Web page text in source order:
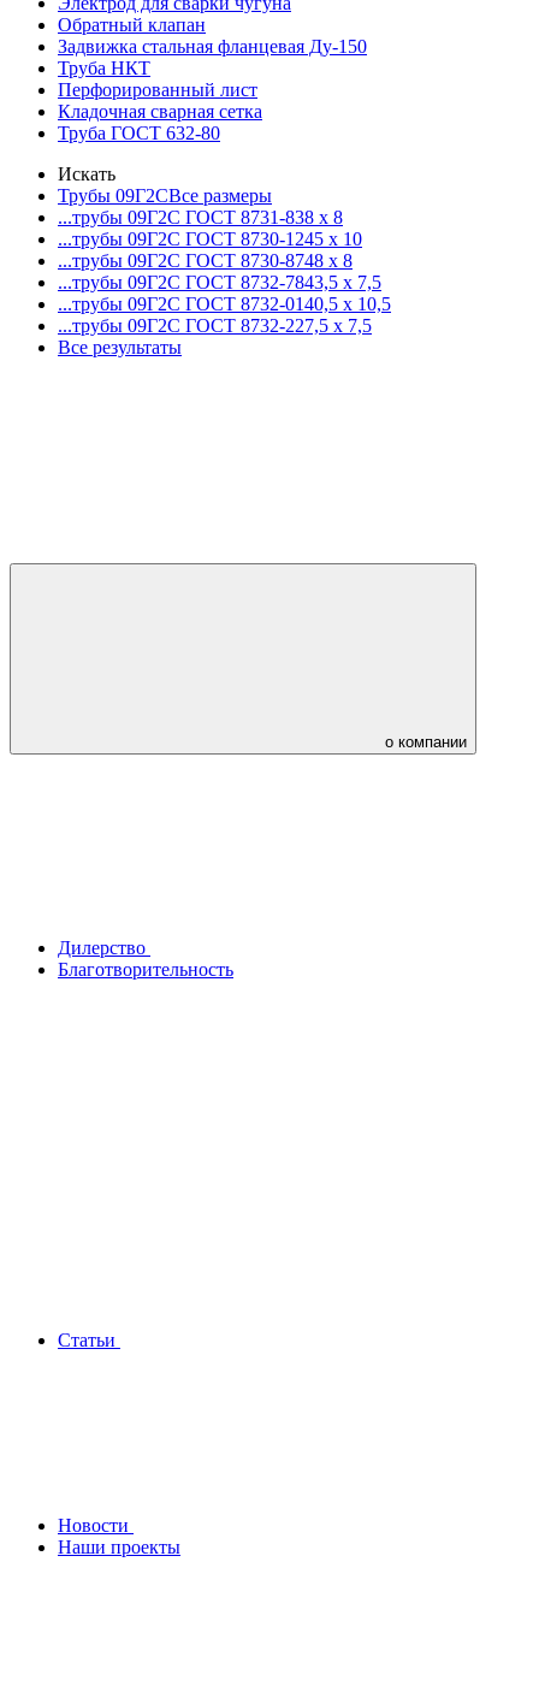
Обратный клапан
Задвижка стальная фланцевая Ду-150
Труба НКТ
Перфорированный лист
Кладочная сварная сетка
Труба ГОСТ 632-80
Искать
Трубы 09Г2СВсе размеры
...трубы 09Г2С ГОСТ 8731-838 x 8
...трубы 09Г2С ГОСТ 8730-1245 x 10
...трубы 09Г2С ГОСТ 8730-8748 x 8
...трубы 09Г2С ГОСТ 8732-7843,5 x 7,5
...трубы 09Г2С ГОСТ 8732-0140,5 x 10,5
...трубы 09Г2С ГОСТ 8732-227,5 x 7,5
Все результаты
о компании
Дилерство
Благотворительность
Статьи
Новости
Наши проекты